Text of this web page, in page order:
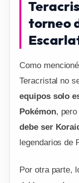
torneo
Como
Teracristal no
equipos solo
Pokémon, pero
debe ser
legendarios de
Por otra parte,